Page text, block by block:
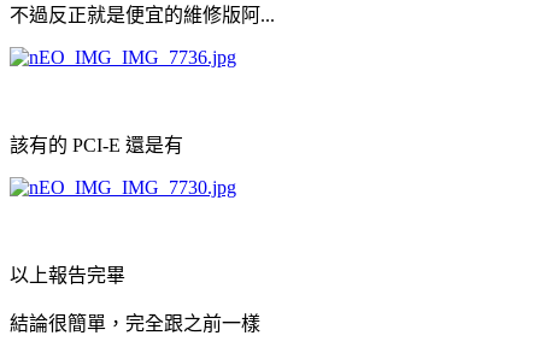
不過反正就是便宜的維修版阿...
該有的 PCI-E 還是有
以上報告完畢
結論很簡單，完全跟之前一樣